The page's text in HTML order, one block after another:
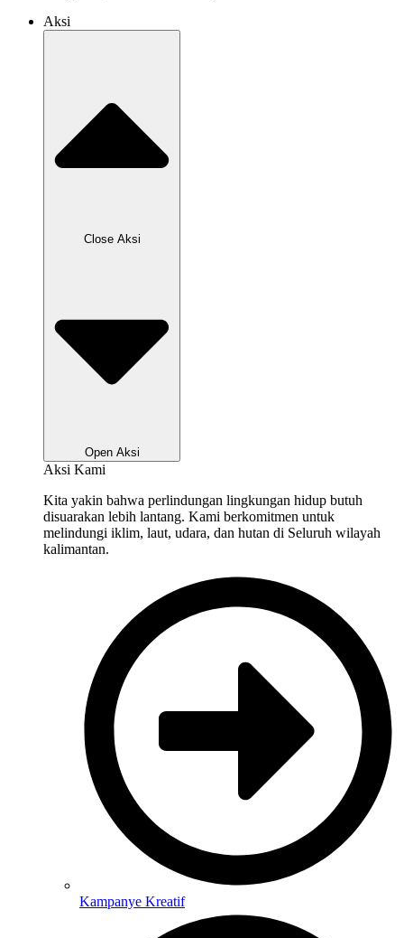
Aksi
Close Aksi
Open Aksi
Aksi Kami
Kita yakin bahwa perlindungan lingkungan hidup butuh
disuarakan lebih lantang. Kami berkomitmen untuk
melindungi iklim, laut, udara, dan hutan di Seluruh wilayah
kalimantan.
Kampanye Kreatif